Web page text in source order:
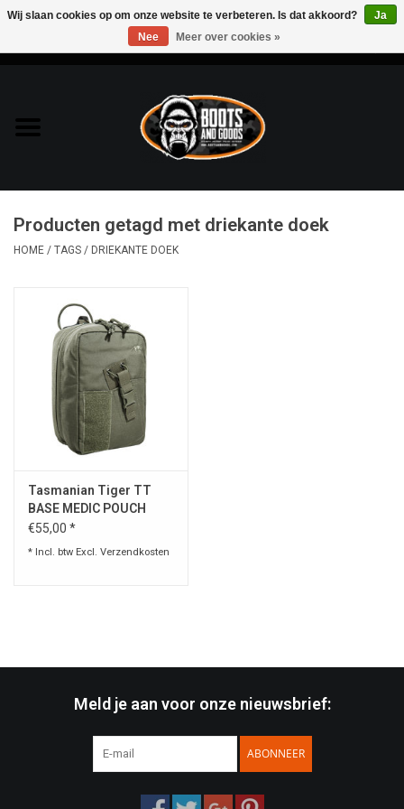
Bags & Packs
Bescherming
Messen & Multitools
Schoenen
Speelgoed
Survival
Producten getagd met driekante doek
HOME / TAGS / DRIEKANTE DOEK
Tasmanian Tiger TT
BASE MEDIC POUCH
MKII IRR FIRST AID BAG
€55,00 *
* Incl. btw Excl. Verzendkosten
Meld je aan voor onze nieuwsbrief:
ABONNEER
Wij slaan cookies op om onze website te verbeteren. Is dat akkoord?
Ja
Nee
Meer over cookies »